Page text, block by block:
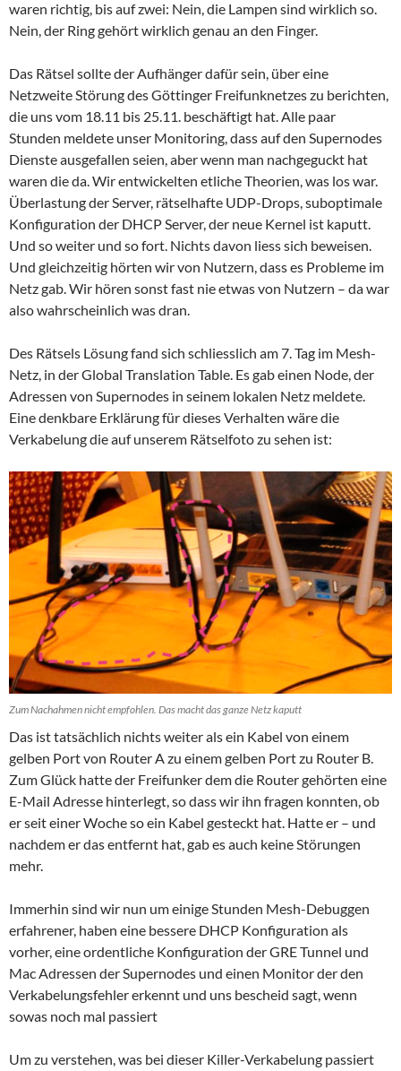
waren richtig, bis auf zwei: Nein, die Lampen sind wirklich so.
Nein, der Ring gehört wirklich genau an den Finger.
Das Rätsel sollte der Aufhänger dafür sein, über eine
Netzweite Störung des Göttinger Freifunknetzes zu berichten,
die uns vom 18.11 bis 25.11. beschäftigt hat. Alle paar
Stunden meldete unser Monitoring, dass auf den Supernodes
Dienste ausgefallen seien, aber wenn man nachgeguckt hat
waren die da. Wir entwickelten etliche Theorien, was los war.
Überlastung der Server, rätselhafte UDP-Drops, suboptimale
Konfiguration der DHCP Server, der neue Kernel ist kaputt.
Und so weiter und so fort. Nichts davon liess sich beweisen.
Und gleichzeitig hörten wir von Nutzern, dass es Probleme im
Netz gab. Wir hören sonst fast nie etwas von Nutzern – da war
also wahrscheinlich was dran.
Des Rätsels Lösung fand sich schliesslich am 7. Tag im Mesh-
Netz, in der Global Translation Table. Es gab einen Node, der
Adressen von Supernodes in seinem lokalen Netz meldete.
Eine denkbare Erklärung für dieses Verhalten wäre die
Verkabelung die auf unserem Rätselfoto zu sehen ist:
Zum Nachahmen nicht empfohlen. Das macht das ganze Netz kaputt
Das ist tatsächlich nichts weiter als ein Kabel von einem
gelben Port von Router A zu einem gelben Port zu Router B.
Zum Glück hatte der Freifunker dem die Router gehörten eine
E-Mail Adresse hinterlegt, so dass wir ihn fragen konnten, ob
er seit einer Woche so ein Kabel gesteckt hat. Hatte er – und
nachdem er das entfernt hat, gab es auch keine Störungen
mehr.
Immerhin sind wir nun um einige Stunden Mesh-Debuggen
erfahrener, haben eine bessere DHCP Konfiguration als
vorher, eine ordentliche Konfiguration der GRE Tunnel und
Mac Adressen der Supernodes und einen Monitor der den
Verkabelungsfehler erkennt und uns bescheid sagt, wenn
sowas noch mal passiert
Um zu verstehen, was bei dieser Killer-Verkabelung passiert